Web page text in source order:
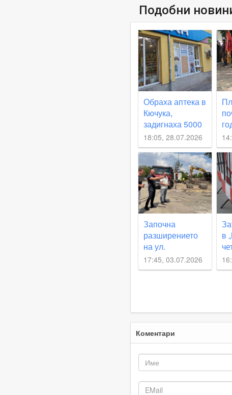
Подобни
Обраха аптека в
Кючука,
задигнаха 5000
евро
18:05, 28.07.2026
Започна
разширението
на ул.
„Калиакра“ в
район „Южен“
17:45, 03.07.2026
в
Коментари